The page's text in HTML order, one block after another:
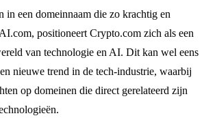
in een domeinnaam die zo krachtig en
positioneert Crypto.com zich als een
van technologie en AI. Dit kan wel eens
nieuwe trend in de tech-industrie, waarbij
op domeinen die direct gerelateerd zijn